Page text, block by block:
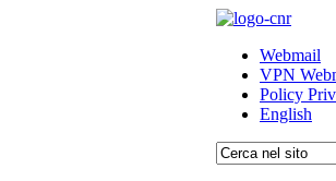
Webmail
VPN
Policy
English